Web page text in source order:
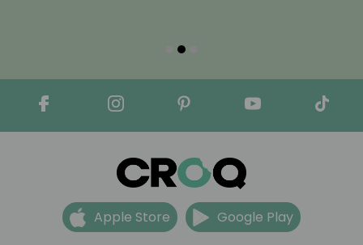
Apple Store Google Play